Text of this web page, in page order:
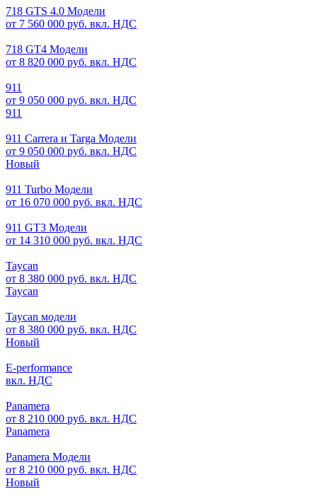
718 GTS 4.0 Модели
от 7 560 000 руб. вкл. НДС
718 GT4 Модели
от 8 820 000 руб. вкл. НДС
911
от 9 050 000 руб. вкл. НДС
911
911 Carrera и Targa Модели
от 9 050 000 руб. вкл. НДС
Новый
911 Turbo Модели
от 16 070 000 руб. вкл. НДС
911 GT3 Модели
от 14 310 000 руб. вкл. НДС
Taycan
от 8 380 000 руб. вкл. НДС
Taycan
Taycan модели
от 8 380 000 руб. вкл. НДС
Новый
E-performance
вкл. НДС
Panamera
от 8 210 000 руб. вкл. НДС
Panamera
Panamera Модели
от 8 210 000 руб. вкл. НДС
Новый